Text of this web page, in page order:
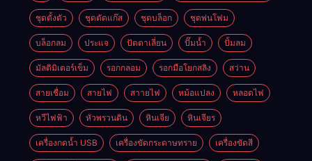
ชุดตั้งตัว ชุดตัดแก๊ส ชุดบล็อก ชุดพ่นโฟม
บล็อกลม ประแจ ปัตตาเลี่ยน ปั๊มน้ำ ปั้มลม
มัลติมิเตอร์เข็ม รอกกลอม รอกมือโยกสลิง สว่าน
สายเชื่อม สายไฟ สาายไฟ หม้อแปลง หลอดไฟ
หวีไฟฟ้า หัวพรวนดิน หินเจีย หินเจียร
เครื่องกดน้ำ USB เครื่องขัดกระดาษทราย เครื่องขัดสี